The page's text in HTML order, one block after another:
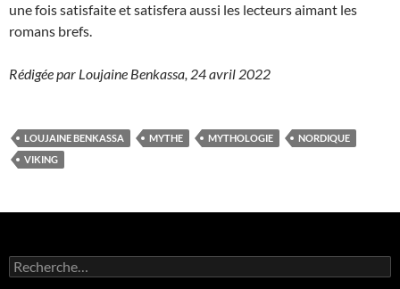
une fois satisfaite et satisfera aussi les lecteurs aimant les
romans brefs.
Rédigée par Loujaine Benkassa, 24 avril 2022
LOUJAINE BENKASSA MYTHE MYTHOLOGIE
NORDIQUE
VIKING
R
e